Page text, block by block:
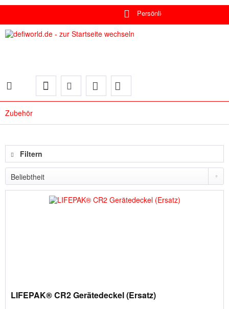
Individuelle Lösungen
Zubehör
Filtern
LIFEPAK® CR2 Gerätedeckel (Ersatz)